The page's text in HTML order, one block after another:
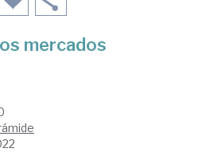
mercados